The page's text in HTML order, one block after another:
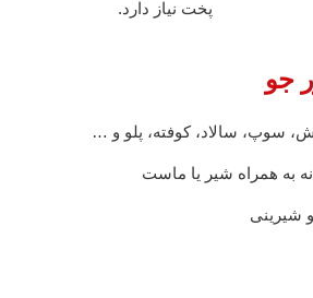
پخت نیاز دارد.
جو
آش، سوپ، سالاد، کوفته، پلو و …
به همراه شیر یا ماست
و شیرینی